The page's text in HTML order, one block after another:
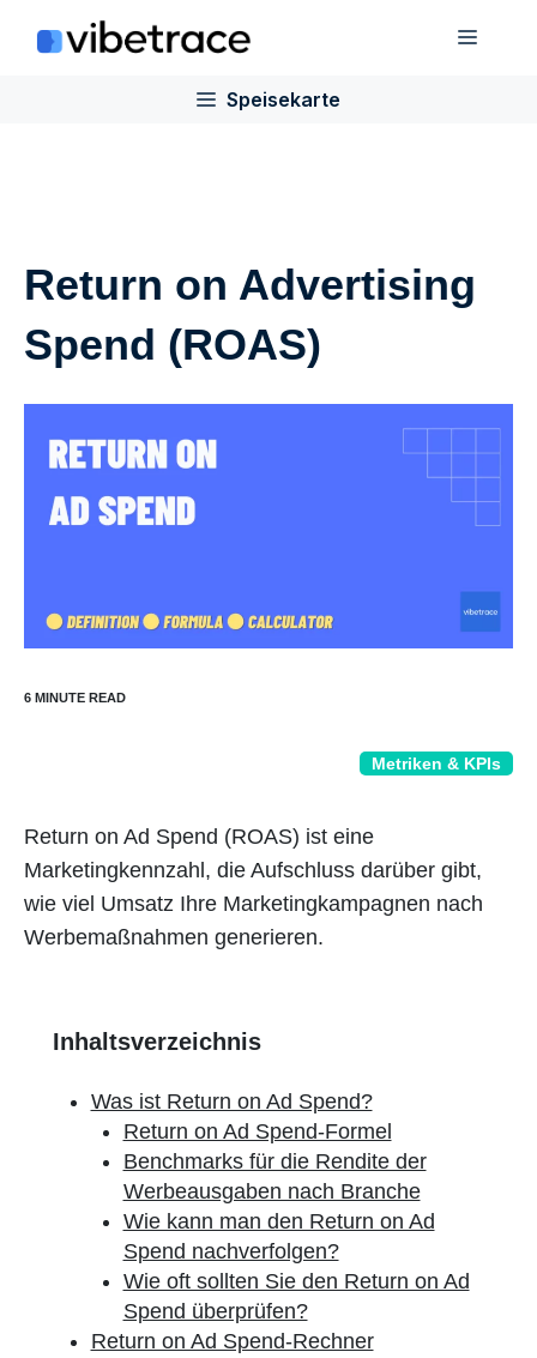
Inhalt
Speisekarte
Return on Advertising
Spend (ROAS)
Metriken & KPIs
Return on Ad Spend (ROAS) ist eine
Marketingkennzahl, die Aufschluss darüber gibt,
wie viel Umsatz Ihre Marketingkampagnen nach
Werbemaßnahmen generieren.
Inhaltsverzeichnis
Was ist Return on Ad Spend?
Return on Ad Spend-Formel
Benchmarks für die Rendite der
Werbeausgaben nach Branche
Wie kann man den Return on Ad
Spend nachverfolgen?
Wie oft sollten Sie den Return on Ad
Spend überprüfen?
Return on Ad Spend-Rechner